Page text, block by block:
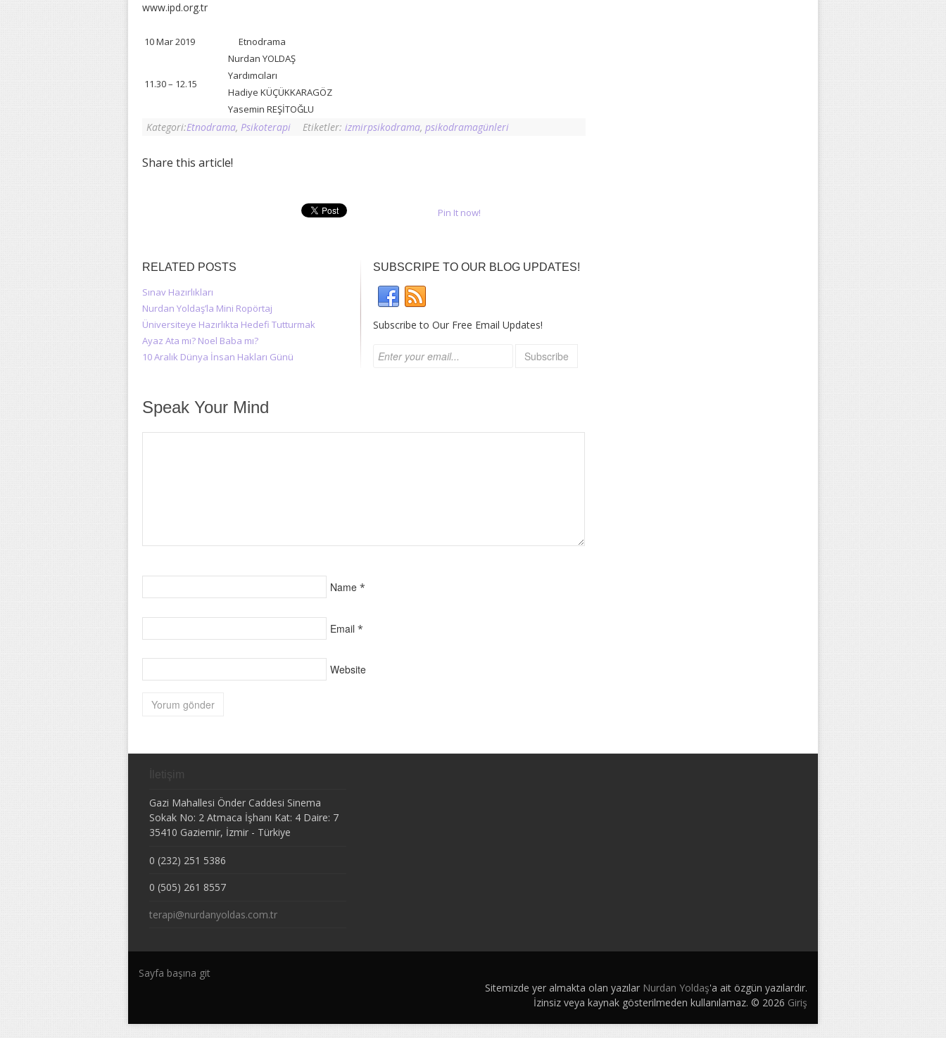
www.ipd.org.tr
10 Mar 2019 Etnodrama
11.30 – 12.15
Nurdan YOLDAŞ
Yardımcıları
Hadiye KÜÇÜKKARAGÖZ
Yasemin REŞİTOĞLU
Kategori:Etnodrama, Psikoterapi Etiketler: izmirpsikodrama, psikodramagünleri
Share this article!
Pin It now!
RELATED POSTS
Sınav Hazırlıkları
Nurdan Yoldaş’la Mini Ropörtaj
Üniversiteye Hazırlıkta Hedefi Tutturmak
Ayaz Ata mı? Noel Baba mı?
10 Aralık Dünya İnsan Hakları Günü
SUBSCRIPE TO OUR BLOG UPDATES!
Subscribe to Our Free Email Updates!
Speak Your Mind
Name *
Email *
Website
İletişim
Gazi Mahallesi Önder Caddesi Sinema
Sokak No: 2 Atmaca İşhanı Kat: 4 Daire: 7
35410 Gaziemir, İzmir - Türkiye
0 (232) 251 5386
0 (505) 261 8557
terapi@nurdanyoldas.com.tr
Sayfa başına git
Sitemizde yer almakta olan yazılar Nurdan Yoldaş'a ait özgün yazılardır.
İzinsiz veya kaynak gösterilmeden kullanılamaz. © 2026 Giriş